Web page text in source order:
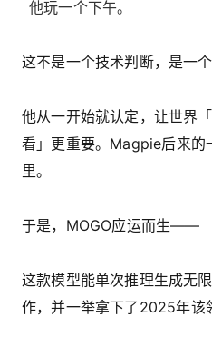
他玩一个下午。
这不是一个技术判断，是一个
他从一开始就认定，让世界
看」更重要。Magpie后来的
里。
于是，MOGO应运而生——
这款模型能单次推理生成无
作，并一举拿下了2025年该